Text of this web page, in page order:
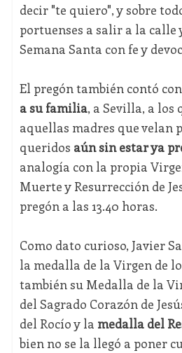
decir "te quiero", y sobre
portuenses a salir a la calle
Semana Santa con fe y
El pregón también contó con
a su familia, a Sevilla, a los
aquellas madres que velan
queridos aún sin estar ya
analogía con la propia
Muerte y Resurrección de
pregón a las 13.40 horas.
Como dato curioso, Javier
la medalla de la Virgen de
también su Medalla de la
del Sagrado Corazón de
del Rocío y la medalla del
bien no se la llegó a poner